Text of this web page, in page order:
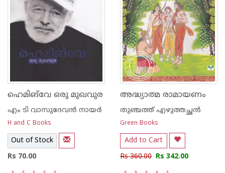
ഹെമിങ്‌വേ ഒരു മുഖവുര
എം ടി വാസുദേവന്‍ നായര്‍
H and C Books
Out of Stock
Rs 70.00
അദ്ധ്യാത്മ രാമായണം
തുഞ്ചത്ത് എഴുത്തച്ഛന്‍
Green Books
Add to Cart
Rs 360.00 Rs 342.00